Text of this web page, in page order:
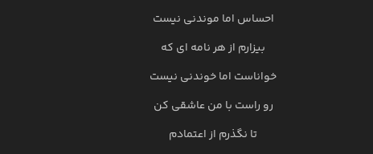
احساس اما موندنی نیست
بیزارم از هر نامه ای که
خواناست اما خوندنی نیست
رو راست با من عاشقی کن
تا نگذرم از اعتمادم